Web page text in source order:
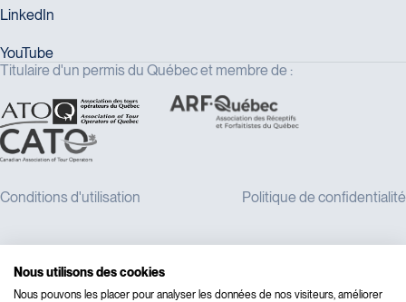
Titulaire d'un permis du Québec et membre de :
Nous utilisons des cookies
Nous pouvons les placer pour analyser les données de nos visiteurs, améliorer